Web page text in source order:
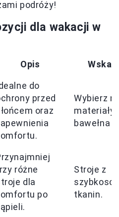
podróży!
dla wakacji w
Opis
do
przed
oraz
Wybierz
materiały
bawełna i
różne
dla
po
Stroje z
tkanin.